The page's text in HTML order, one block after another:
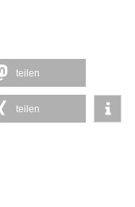
teilen
teilen